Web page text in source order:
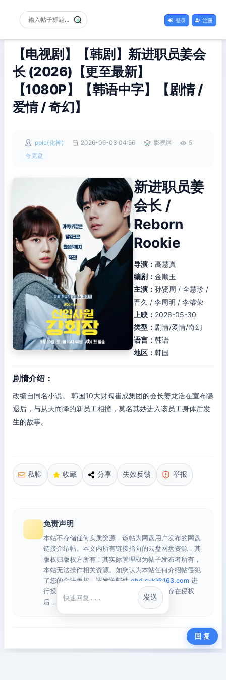
登录 注册
【电视剧】【韩剧】新进职员姜会
长 (2026)【更至最新】
【1080P】【韩语中字】【剧情 /
爱情 / 奇幻】
pplc(化神) 2026-06-03 04:56 影视区
5
夸克盘
新进职员姜
会长 /
Reborn
Rookie
导演： 高慧真
编剧： 金顺玉
主演： 孙贤周 / 全慧珍 /
晋久 / 李周明 / 李濬荣
上映： 2026-05-30
类型： 剧情/爱情/奇幻
语言： 韩语
地区： 韩国
剧情介绍：
改编自同名小说。 韩国10大财阀崔成集团的会长姜龙浩在宣布隐
退后，与从天而降的新员工相撞，莫名其妙进入该员工身体后发
生的故事。
私聊 收藏 分享 失效反馈 举报
免责声明
本站不存储任何实质资源，该帖为网盘用户发布的网盘
链接介绍帖。本文内所有链接指向的云盘网盘资源，其
版权归版权方所有！其实际管理权为帖子发布者所有，
本站无法操作相关资源。如您认为本站任何介绍帖侵犯
了您的合法版权，请发送邮件qhd.sykj@163.com 进
行投诉，我们将在确认本文链接指向的资源存在侵权
后，立即删除相关介绍帖子！
快捷回复
发送
回 复